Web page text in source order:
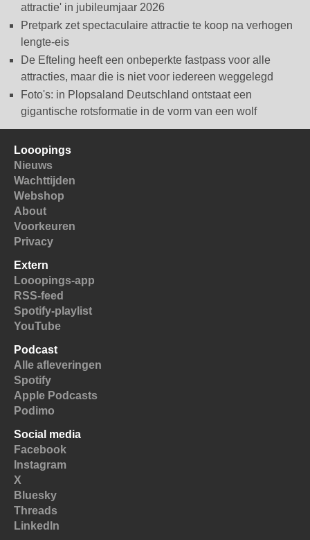
attractie' in jubileumjaar 2026
Pretpark zet spectaculaire attractie te koop na verhogen
lengte-eis
De Efteling heeft een onbeperkte fastpass voor alle
attracties, maar die is niet voor iedereen weggelegd
Foto's: in Plopsaland Deutschland ontstaat een
gigantische rotsformatie in de vorm van een wolf
Looopings
Nieuws
Wachttijden
Webshop
About
Voorkeuren
Privacy
Extern
Looopings-app
RSS-feed
Spotify-playlist
YouTube
Podcast
Alle afleveringen
Spotify
Apple Podcasts
Podimo
Social media
Facebook
Instagram
X
Bluesky
Threads
LinkedIn